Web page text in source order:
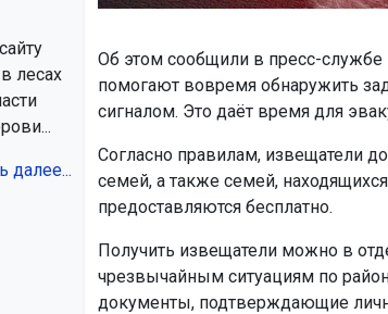
лесах
далее...
Об этом сообщили в пресс-
помогают вовремя обнаружить
сигналом. Это даёт время для
Согласно правилам, извещатели
семей, а также семей,
предоставляются бесплатно.
Получить извещатели можно в
чрезвычайным ситуациям по
документы, подтверждающие